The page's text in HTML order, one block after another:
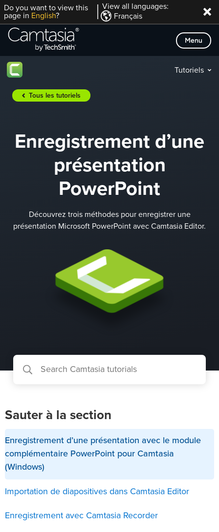
Passer
directement
contenu
Do you want to view this
page in English?
View all languages:
Français
Menu
Tutoriels
Tous les tutoriels
Enregistrement d’une
présentation
PowerPoint
Découvrez trois méthodes pour enregistrer une
présentation Microsoft PowerPoint avec Camtasia Editor.
Sauter à la section
Enregistrement d’une présentation avec le module
complémentaire PowerPoint pour Camtasia
(Windows)
Importation de diapositives dans Camtasia Editor
Enregistrement avec Camtasia Recorder